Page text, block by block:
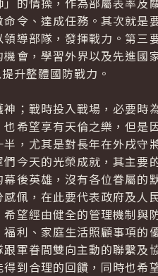
令、達成任務。其次就是
導部隊，發揮戰力。第三
會，學習外界以及先進國
升整體國防戰力。
；戰時投入戰場，必要時
希望享有天倫之樂，但是
，尤其是對長年在外戌守
今天的光榮成就，其主要
後英雄，沒有各位眷屬的
佩，在此要代表政府及人
望經由健全的管理機制與
利、家庭生活照顧事項的
軍眷間雙向主動的聯繫及
到合理的回饋，同時也希